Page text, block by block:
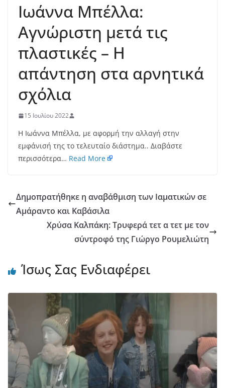
Ιωάννα Μπέλλα:
Αγνώριστη μετά τις
πλαστικές – Η
απάντηση στα αρνητικά
σχόλια
15 Ιουλίου 2022
Η Ιωάννα Μπέλλα, με αφορμή την αλλαγή στην
εμφάνισή της το τελευταίο διάστημα.. Διαβάστε
περισσότερα… Read More
Δημοπρατήθηκε η αναβάθμιση των Ιαματικών σε
Αμάραντο και Καβάσιλα
Χρύσα Καλπάκη: Τρυφερά τετ α τετ με τον
σύντροφό της Γιώργο Ρουμελιώτη
Ίσως Σας Ενδιαφέρει